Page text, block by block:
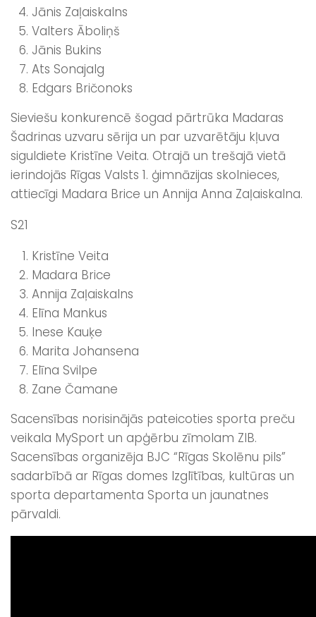
Jānis Zaļaiskalns
Valters Āboliņš
Jānis Bukins
Ats Sonajalg
Edgars Bričonoks
Sieviešu konkurencē šogad pārtrūka Madaras
Šadrinas uzvaru sērija un par uzvarētāju kļuva
siguldiete Kristīne Veita. Otrajā un trešajā vietā
ierindojās Rīgas Valsts 1. ģimnāzijas skolnieces,
attiecīgi Madara Brice un Annija Anna Zaļaiskalna.
S21
Kristīne Veita
Madara Brice
Annija Zaļaiskalns
Elīna Mankus
Inese Kauķe
Marita Johansena
Elīna Svilpe
Zane Čamane
Sacensības norisinājās pateicoties sporta preču
veikala MySport un apģērbu zīmolam ZIB.
Sacensības organizēja BJC “Rīgas Skolēnu pils”
sadarbībā ar Rīgas domes Izglītības, kultūras un
sporta departamenta Sporta un jaunatnes
pārvaldi.